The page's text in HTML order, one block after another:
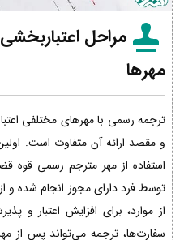
مراحل
مهرها
ترجمه رسمی با مهرهای مختلفی
و مقصد ارائه آن متفاوت است.
استفاده از مهر مترجم رسمی
توسط فرد دارای مجوز انجام شده و
از موارد، برای افزایش اعتبار و
سفارت‌ها، ترجمه می‌تواند پس از